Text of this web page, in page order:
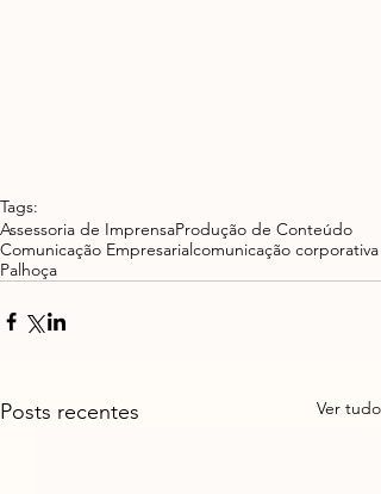
Tags:
Assessoria de ImprensaProdução de Conteúdo
Comunicação Empresarialcomunicação corporativa
Palhoça
Posts recentes Ver tudo